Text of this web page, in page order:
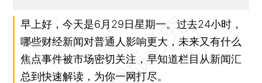
早上好，今天是6月29日星期一。过去24小时，
哪些财经新闻对普通人影响更大，未来又有什么
焦点事件被市场密切关注，早知道栏目从新闻汇
总到快速解读，为你一网打尽。